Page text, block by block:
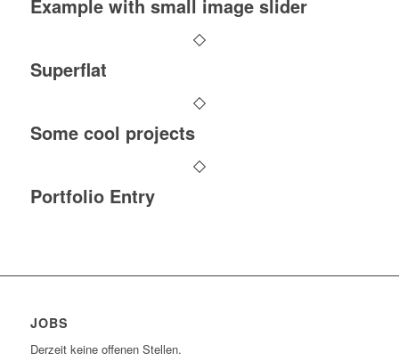
Example with small image slider
Superflat
Some cool projects
Portfolio Entry
JOBS
Derzeit keine offenen Stellen.